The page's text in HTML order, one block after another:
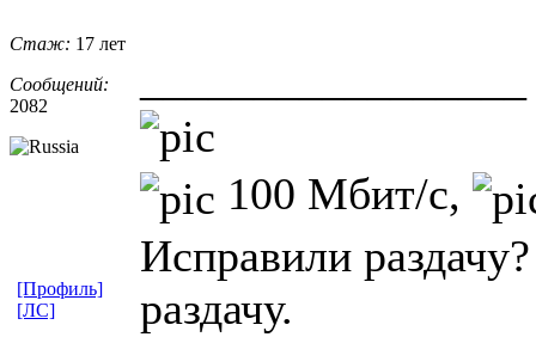
Стаж: 17 лет
Сообщений:
2082
100 Мбит/с,
Исправили
раздачу.
[Профиль]
[ЛС]